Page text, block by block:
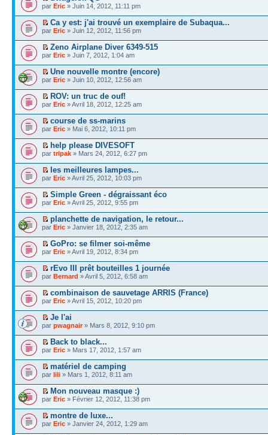
par Eric » Juin 14, 2012, 11:11 pm
Ca y est: j'ai trouvé un exemplaire de Subaqua...
par Eric » Juin 12, 2012, 11:56 pm
Zeno Airplane Diver 6349-515
par Eric » Juin 7, 2012, 1:04 am
Une nouvelle montre (encore)
par Eric » Juin 10, 2012, 12:56 am
ROV: un truc de ouf!
par Eric » Avril 18, 2012, 12:25 am
course de ss-marins
par Eric » Mai 6, 2012, 10:11 pm
help please DIVESOFT
par tripak » Mars 24, 2012, 6:27 pm
les meilleures lampes...
par Eric » Avril 25, 2012, 10:03 pm
Simple Green - dégraissant éco
par Eric » Avril 25, 2012, 9:55 pm
planchette de navigation, le retour...
par Eric » Janvier 18, 2012, 2:35 am
GoPro: se filmer soi-même
par Eric » Avril 19, 2012, 8:34 pm
rEvo III prêt bouteilles 1 journée
par Bernard » Avril 5, 2012, 6:58 am
combinaison de sauvetage ARRIS (France)
par Eric » Avril 15, 2012, 10:20 pm
Je l'ai
par pwagnair» Mars 8, 2012, 9:10 pm
Back to black...
par Eric » Mars 17, 2012, 1:57 am
matériel de camping
par lili » Mars 1, 2012, 8:11 am
Mon nouveau masque :)
par Eric » Février 12, 2012, 11:38 pm
montre de luxe...
par Eric » Janvier 24, 2012, 1:29 am